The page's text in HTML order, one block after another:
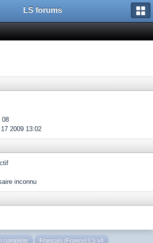
LS forums
08
2009 13:02
inconnu
complète Français (France) LS v4